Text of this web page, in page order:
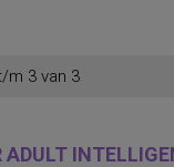
m 3 van 3
ADULT